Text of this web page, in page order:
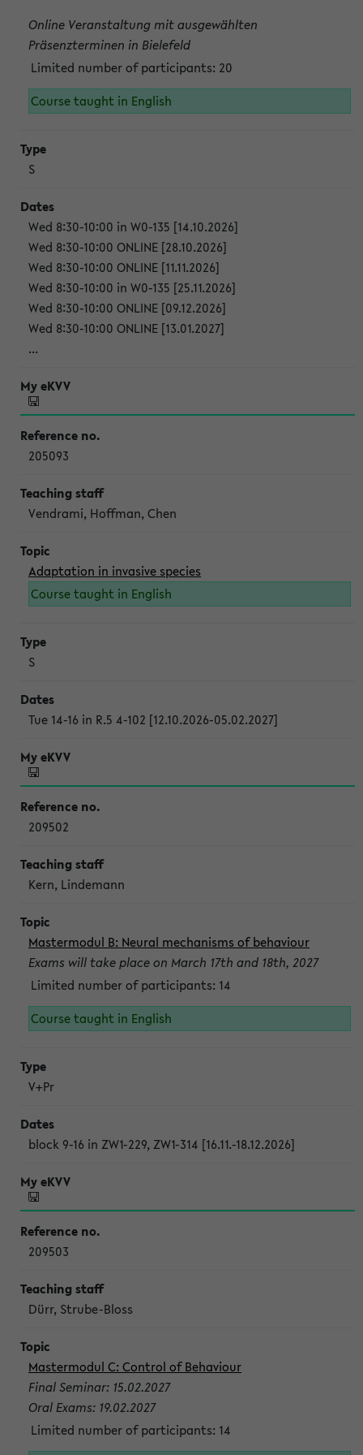
Online Veranstaltung mit ausgewählten
Präsenzterminen in Bielefeld
Limited number of participants: 20
Course taught in English
S
Wed 8:30-10:00 in W0-135 [14.10.2026]
Wed 8:30-10:00 ONLINE [28.10.2026]
Wed 8:30-10:00 ONLINE [11.11.2026]
Wed 8:30-10:00 in W0-135 [25.11.2026]
Wed 8:30-10:00 ONLINE [09.12.2026]
Wed 8:30-10:00 ONLINE [13.01.2027]
...
205093
Vendrami, Hoffman, Chen
Adaptation in invasive species
Course taught in English
S
Tue 14-16 in R.5 4-102 [12.10.2026-05.02.2027]
209502
Kern, Lindemann
Mastermodul B: Neural mechanisms of behaviour
Exams will take place on March 17th and 18th, 2027
Limited number of participants: 14
Course taught in English
V+Pr
block 9-16 in ZW1-229, ZW1-314 [16.11.-18.12.2026]
209503
Dürr, Strube-Bloss
Mastermodul C: Control of Behaviour
Final Seminar: 15.02.2027
Oral Exams: 19.02.2027
Limited number of participants: 14